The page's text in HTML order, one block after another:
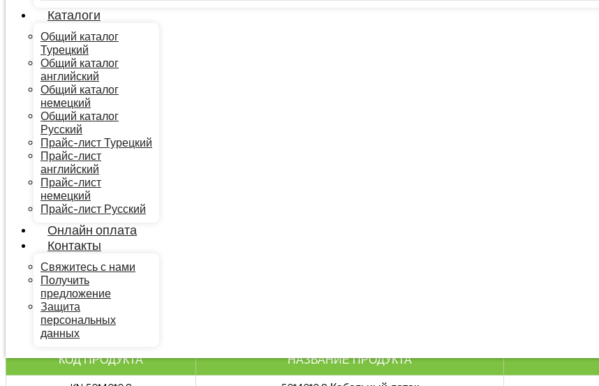
Каталоги
Общий каталог
Турецкий
Общий каталог
английский
Общий каталог
немецкий
Общий каталог
Русский
Прайс-лист Турецкий
Прайс-лист
английский
Прайс-лист
немецкий
Прайс-лист Русский
Онлайн оплата
Контакты
Свяжитесь с нами
Получить
предложение
Защита
персональных
данных
H:40 / H:50 / H:60 Лотки Кабельные
Усиленного Типа
Получить предложение
КОД ПРОДУКТА НАЗВАНИЕ ПРОДУКТА